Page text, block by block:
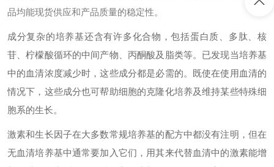
品均能现货供应和产品质量的稳定性。
成分复杂的培养基还含有许多化合物，包括蛋白质、多肽、核
苷、柠檬酸循环的中间产物、丙酮酸及脂类等。已发现当培养基
中的血清浓度减少时，这些成分都是必需的。既使在使用血清的
情况下，这些成分也可帮助细胞的克隆化培养及维持某些特殊细
胞系的生长。
激素和生长因子在大多数常规培养基的配方中都没有注明，但在
无血清培养基中通常要加入它们，用其来代替血清中的激素能增